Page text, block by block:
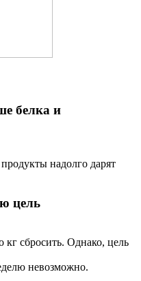
белка и
надолго дарят
цель
кг сбросить. Однако, цель
невозможно.